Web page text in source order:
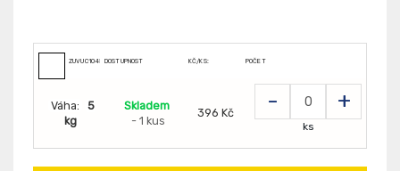
ZUVUC104575DOSTUPNOST KČ/KS: POČET
Váha:
5
kg
Skladem
- 1 kus
396 Kč - +
ks